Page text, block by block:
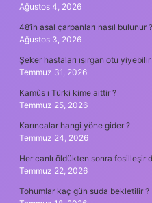
Ağustos 4, 2026
48’in asal çarpanları nasıl bulunur ?
Ağustos 3, 2026
Şeker hastaları ısırgan otu
Temmuz 31, 2026
Kamûs ı Türki kime aittir ?
Temmuz 25, 2026
Karıncalar hangi yöne gider ?
Temmuz 24, 2026
Her canlı öldükten sonra fosilleşir
Temmuz 22, 2026
Tohumlar kaç gün suda bekletilir ?